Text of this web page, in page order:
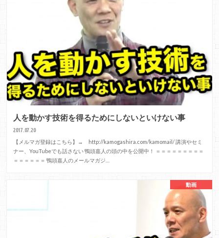
人を動かす技術を得るためにしないといけない事
2017.07.20
【メルマガ登録はこちら】→ http://kamogashira.com/kamomail/ 講演やセミ
ナー、YouTubeでも話さない 鴨頭嘉人の頭の中を公開中！ ＝＝＝＝＝＝＝＝＝
＝＝＝＝＝＝ 鴨頭嘉人のメールマガジ…
動画